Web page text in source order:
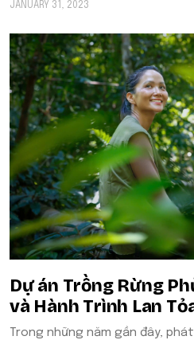
JANUARY 31, 2023
Dự án Trồng Rừng
và Hành Trình Lan
Trong những năm gần đây,